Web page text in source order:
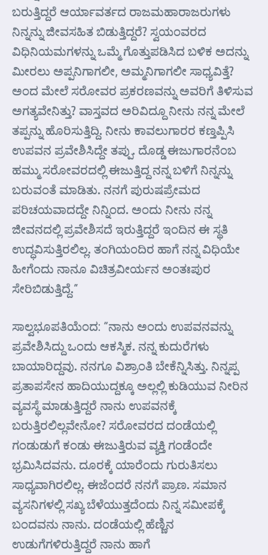
ಬರುತ್ತಿದ್ದರೆ ಆರ್ಯಾವರ್ತದ ರಾಜಮಹಾರಾಜರುಗಳು
ನಿನ್ನನ್ನು ಜೀವಸಹಿತ ಬಿಡುತ್ತಿದ್ದರೆ? ಸ್ವಯಂವರದ
ವಿಧಿನಿಯಮಗಳನ್ನು ಒಮ್ಮೆ ಗೊತ್ತುಪಡಿಸಿದ ಬಳಿಕ ಅದನ್ನು
ಮೀರಲು ಅಪ್ಪನಿಗಾಗಲೀ, ಅಮ್ಮನಿಗಾಗಲೀ ಸಾಧ್ಯವಿತ್ತೆ?
ಅಂದ ಮೇಲೆ ಸರೋವರ ಪ್ರಕರಣವನ್ನು ಅವರಿಗೆ ತಿಳಿಸುವ
ಅಗತ್ಯವೇನಿತ್ತು? ವಾಸ್ತವದ ಅರಿವಿದ್ದೂ ನೀನು ನನ್ನ ಮೇಲೆ
ತಪ್ಪನ್ನು ಹೊರಿಸುತ್ತಿದ್ದಿ. ನೀನು ಕಾವಲುಗಾರರ ಕಣ್ತಪ್ಪಿಸಿ
ಉಪವನ ಪ್ರವೇಶಿಸಿದ್ದೇ ತಪ್ಪು. ದೊಡ್ಡ ಈಜುಗಾರನೆಂಬ
ಹಮ್ಮು ಸರೋವರದಲ್ಲಿ ಈಜುತ್ತಿದ್ದ ನನ್ನ ಬಳಿಗೆ ನಿನ್ನನ್ನು
ಬರುವಂತೆ ಮಾಡಿತು. ನನಗೆ ಪುರುಷಪ್ರೇಮದ
ಪರಿಚಯವಾದದ್ದೇ ನಿನ್ನಿಂದ. ಅಂದು ನೀನು ನನ್ನ
ಜೀವನದಲ್ಲಿ ಪ್ರವೇಶಿಸದೆ ಇರುತ್ತಿದ್ದರೆ ಇಂದಿನ ಈ ಸ್ಥತಿ
ಉದ್ಧವಿಸುತ್ತಿರಲಿಲ್ಲ. ತಂಗಿಯಂದಿರ ಹಾಗೆ ನನ್ನ ವಿಧಿಯೇ
ಹೀಗೆಂದು ನಾನೂ ವಿಚಿತ್ರವೀರ್ಯನ ಅಂತಃಪುರ
ಸೇರಿಬಿಡುತ್ತಿದ್ದೆ.”
ಸಾಲ್ವಭೂಪತಿಯೆಂದ: “ನಾನು ಅಂದು ಉಪವನವನ್ನು
ಪ್ರವೇಶಿಸಿದ್ದು ಒಂದು ಆಕಸ್ಮಿಕ. ನನ್ನ ಕುದುರೆಗಳು
ಬಾಯಾರಿದ್ದವು. ನನಗೂ ವಿಶ್ರಾಂತಿ ಬೇಕೆನ್ನಿಸಿತ್ತು. ನಿನ್ನಪ್ಪ
ಪ್ರತಾಪಸೇನ ಹಾದಿಯುದ್ದಕ್ಕೂ ಅಲ್ಲಲ್ಲಿ ಕುಡಿಯುವ ನೀರಿನ
ವ್ಯವಸ್ಥೆ ಮಾಡುತ್ತಿದ್ದರೆ ನಾನು ಉಪವನಕ್ಕೆ
ಬರುತ್ತಿರಲಿಲ್ಲವೇನೋ? ಸರೋವರದ ದಂಡೆಯಲ್ಲಿ
ಗಂಡುಡುಗೆ ಕಂಡು ಈಜುತ್ತಿರುವ ವ್ಯಕ್ತಿ ಗಂಡೆಂದೇ
ಭ್ರಮಿಸಿದವನು. ದೂರಕ್ಕೆ ಯಾರೆಂದು ಗುರುತಿಸಲು
ಸಾಧ್ಯವಾಗಿರಲಿಲ್ಲ. ಈಜೆಂದರೆ ನನಗೆ ಪ್ರಾಣ. ಸಮಾನ
ವ್ಯಸನಿಗಳಲ್ಲಿ ಸಖ್ಯ ಬೆಳೆಯುತ್ತದೆಂದು ನಿನ್ನ ಸಮೀಪಕ್ಕೆ
ಬಂದವನು ನಾನು. ದಂಡೆಯಲ್ಲಿ ಹೆಣ್ಣಿನ
ಉಡುಗೆಗಳಿರುತ್ತಿದ್ದರೆ ನಾನು ಹಾಗೆ